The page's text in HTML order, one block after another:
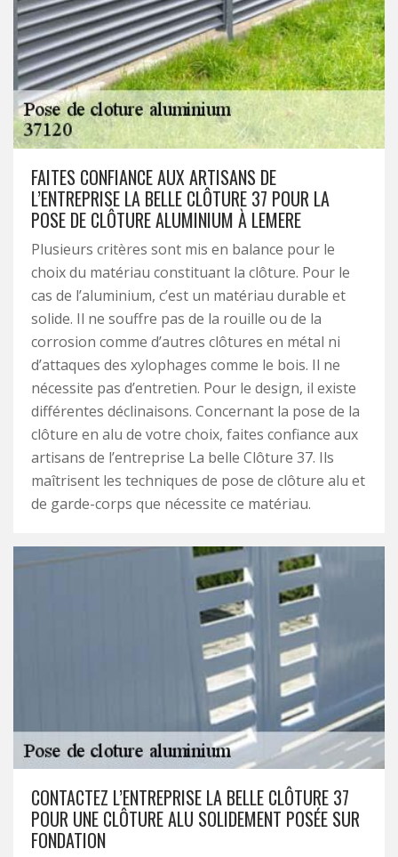
FAITES CONFIANCE AUX ARTISANS DE
L’ENTREPRISE LA BELLE CLÔTURE 37 POUR LA
POSE DE CLÔTURE ALUMINIUM À LEMERE
Plusieurs critères sont mis en balance pour le
choix du matériau constituant la clôture. Pour le
cas de l’aluminium, c’est un matériau durable et
solide. Il ne souffre pas de la rouille ou de la
corrosion comme d’autres clôtures en métal ni
d’attaques des xylophages comme le bois. Il ne
nécessite pas d’entretien. Pour le design, il existe
différentes déclinaisons. Concernant la pose de la
clôture en alu de votre choix, faites confiance aux
artisans de l’entreprise La belle Clôture 37. Ils
maîtrisent les techniques de pose de clôture alu et
de garde-corps que nécessite ce matériau.
CONTACTEZ L’ENTREPRISE LA BELLE CLÔTURE 37
POUR UNE CLÔTURE ALU SOLIDEMENT POSÉE SUR
FONDATION